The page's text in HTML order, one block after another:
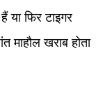
या फिर टाइगर
खराब होता